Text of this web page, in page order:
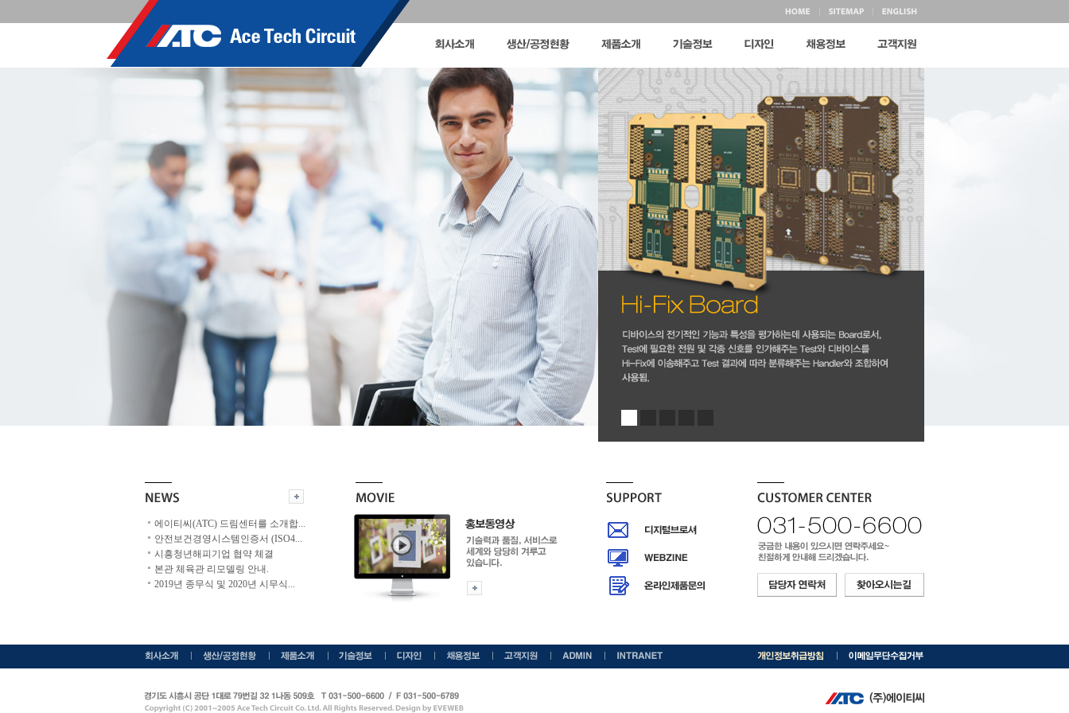
에이티씨(ATC) 드림센터를 소개합...
안전보건경영시스템인증서 (ISO4...
시흥청년해피기업 협약 체결
본관 체육관 리모델링 안내.
2019년 종무식 및 2020년 시무식 ...